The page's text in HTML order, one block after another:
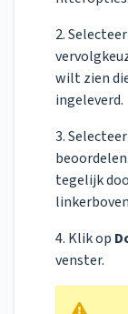
2. Selecteer
wilt zien
ingeleverd.
3.
tegelijk
4. Klik op
venster.